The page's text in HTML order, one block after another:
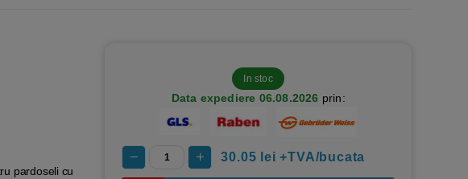
pardoseli cu
In stoc
Data expediere 06.08.2026 prin:
30.05 lei +TVA/bucata